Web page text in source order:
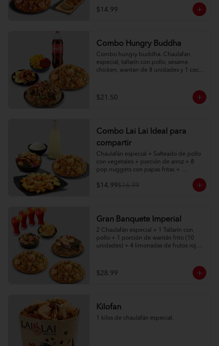
$14.99
Combo Hungry Buddha
Combo hungry buddha. Chaulafan
especial, tallarín con pollo, sesame
chicken, wantan de 8 unidades y 1 coca
$21.50
Combo Lai Lai Ideal para
compartir
Chaulafán especial + Salteado de pollo
con vegetales + porción de arroz + 8
pop nuggets con papas fritas +
$14.99$16.99
Gran Banquete Imperial
2 Chaulafán especial + 1 Tallarín con
pollo + 1 porción de wantán frito (10
unidades) + 4 limonadas de frutos rojos.
$28.99
Kilofan
1 kilos de chaulafán especial.